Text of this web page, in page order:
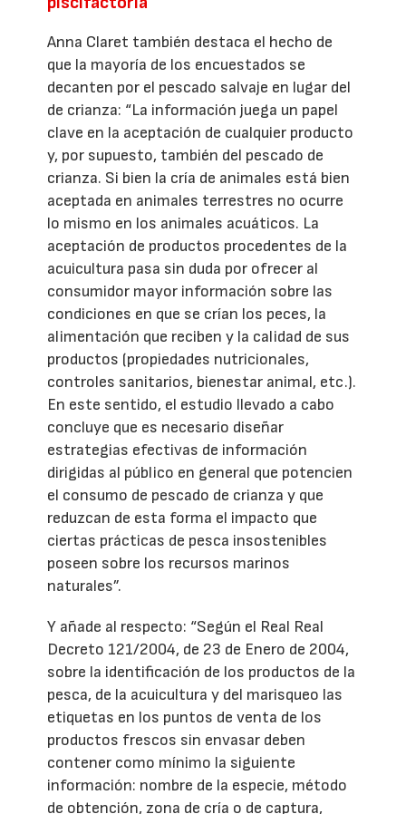
Anna Claret también destaca el hecho de
que la mayoría de los encuestados se
decanten por el pescado salvaje en lugar del
de crianza: “La información juega un papel
clave en la aceptación de cualquier producto
y, por supuesto, también del pescado de
crianza. Si bien la cría de animales está bien
aceptada en animales terrestres no ocurre
lo mismo en los animales acuáticos. La
aceptación de productos procedentes de la
acuicultura pasa sin duda por ofrecer al
consumidor mayor información sobre las
condiciones en que se crían los peces, la
alimentación que reciben y la calidad de sus
productos (propiedades nutricionales,
controles sanitarios, bienestar animal, etc.).
En este sentido, el estudio llevado a cabo
concluye que es necesario diseñar
estrategias efectivas de información
dirigidas al público en general que potencien
el consumo de pescado de crianza y que
reduzcan de esta forma el impacto que
ciertas prácticas de pesca insostenibles
poseen sobre los recursos marinos
naturales”.
Y añade al respecto: “Según el Real Real
Decreto 121/2004, de 23 de Enero de 2004,
sobre la identificación de los productos de la
pesca, de la acuicultura y del marisqueo las
etiquetas en los puntos de venta de los
productos frescos sin envasar deben
contener como mínimo la siguiente
información: nombre de la especie, método
de obtención, zona de cría o de captura,